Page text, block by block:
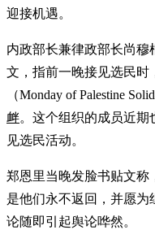
迎接机遇。
内政部长兼律政部长尚穆
文，指前一晚接见选民时
（Monday of Palestine
衅。这个组织的成员近
见选民活动。
郑恩里当晚发脸书贴文称
是他们永不返回，并愿
论随即引起舆论哗然。